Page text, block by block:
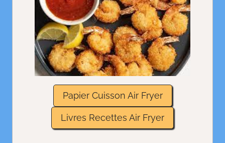
Papier Cuisson Air Fryer
Livres Recettes Air Fryer